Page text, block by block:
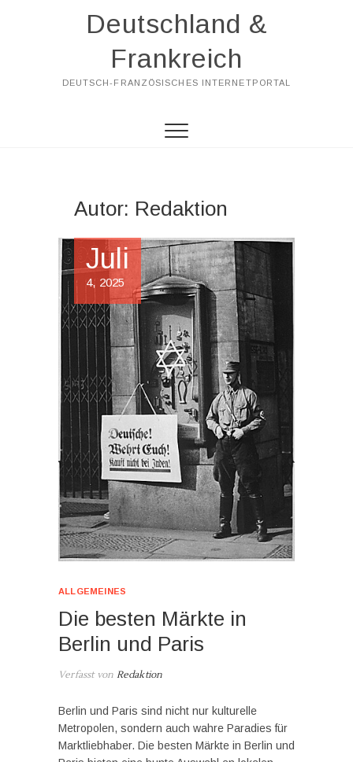
Deutschland &
Frankreich
DEUTSCH-FRANZÖSISCHES INTERNETPORTAL
Autor: Redaktion
Juli
4, 2025
ALLGEMEINES
Die besten Märkte in
Berlin und Paris
Verfasst von Redaktion
Berlin und Paris sind nicht nur kulturelle
Metropolen, sondern auch wahre Paradies für
Marktliebhaber. Die besten Märkte in Berlin und